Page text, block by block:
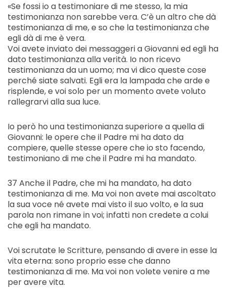
«Se fossi io a testimoniare di me stesso, la mia
testimonianza non sarebbe vera. C’è un altro che dà
testimonianza di me, e so che la testimonianza che
egli dà di me è vera.
Voi avete inviato dei messaggeri a Giovanni ed egli ha
dato testimonianza alla verità. Io non ricevo
testimonianza da un uomo; ma vi dico queste cose
perché siate salvati. Egli era la lampada che arde e
risplende, e voi solo per un momento avete voluto
rallegrarvi alla sua luce.
Io però ho una testimonianza superiore a quella di
Giovanni: le opere che il Padre mi ha dato da
compiere, quelle stesse opere che io sto facendo,
testimoniano di me che il Padre mi ha mandato.
37 Anche il Padre, che mi ha mandato, ha dato
testimonianza di me. Ma voi non avete mai ascoltato
la sua voce né avete mai visto il suo volto, e la sua
parola non rimane in voi; infatti non credete a colui
che egli ha mandato.
Voi scrutate le Scritture, pensando di avere in esse la
vita eterna: sono proprio esse che danno
testimonianza di me. Ma voi non volete venire a me
per avere vita.